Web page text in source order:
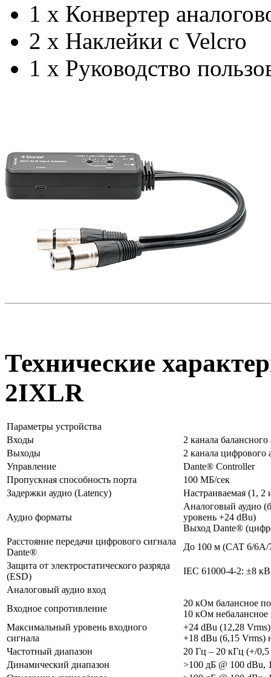
1 х Конвертер
2 х Наклейки с Velcro
1 x Руководство
Технические
2IXLR
Параметры устройства
Входы
2 канала
Выходы
2 канала цифрового
Управление
Dante® Controller
Пропускная способность порта
100 МБ/сек
Задержки аудио (Latency)
Настраиваемая (1, 2
Аудио форматы
Аналоговый аудио
уровень +24 dBu)
Выход Dante®
Расстояние передачи цифрового сигнала
Dante®
До 100 м (CAT 6/6A/
Защита от электростатического разряда
(ESD)
IEC 61000-4-2: ±8
Аналоговый аудио вход
Входное сопротивление
20 кОм балансное
10 кОм
Максимальный уровень входного
сигнала
+24 dBu (12,28
+18 dBu (6,15 Vrms)
Частотный диапазон
20 Гц – 20 кГц (+/
Динамический диапазон
>100 дБ @ 100 dBu,